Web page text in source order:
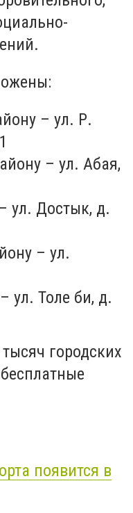
– ул. Р.
– ул. Абая,
ул. Достык, д.
– ул.
ул. Толе би, д.
городских
появится в